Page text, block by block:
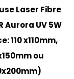
Laser Fibre
Aurora UV 5W
110 x110mm,
ou